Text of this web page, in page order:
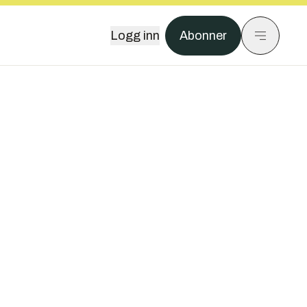
Logg inn Abonner